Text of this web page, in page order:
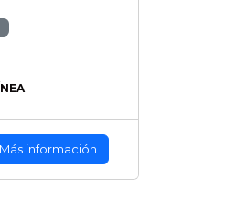
Más información